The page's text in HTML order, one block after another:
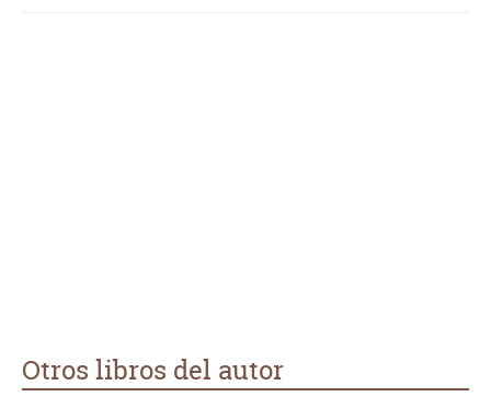
Otros libros del autor